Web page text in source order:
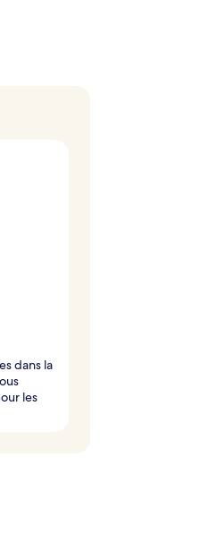
dans la
les